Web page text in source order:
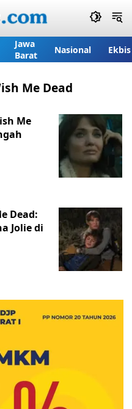
Jawa
Barat
Nasional Ekbis
Me Dead
Me
Dead:
Jolie di